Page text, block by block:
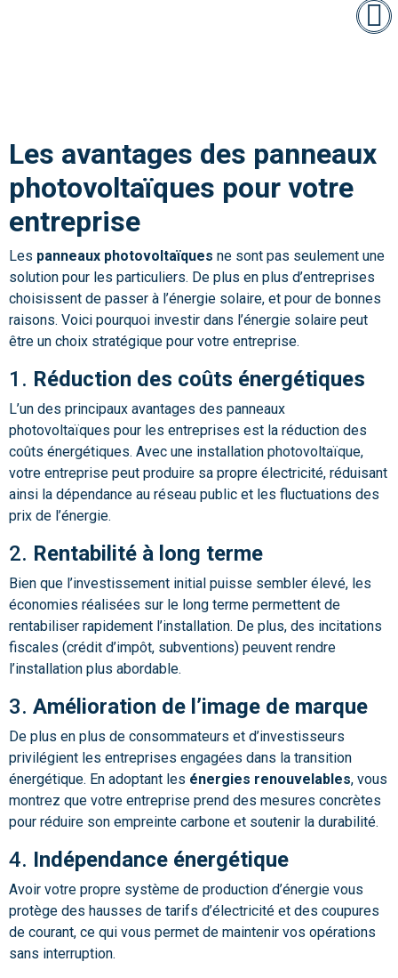
Les avantages des panneaux
photovoltaïques pour votre
entreprise
Les panneaux photovoltaïques ne sont pas seulement une
solution pour les particuliers. De plus en plus d’entreprises
choisissent de passer à l’énergie solaire, et pour de bonnes
raisons. Voici pourquoi investir dans l’énergie solaire peut
être un choix stratégique pour votre entreprise.
1. Réduction des coûts énergétiques
L’un des principaux avantages des panneaux
photovoltaïques pour les entreprises est la réduction des
coûts énergétiques. Avec une installation photovoltaïque,
votre entreprise peut produire sa propre électricité, réduisant
ainsi la dépendance au réseau public et les fluctuations des
prix de l’énergie.
2. Rentabilité à long terme
Bien que l’investissement initial puisse sembler élevé, les
économies réalisées sur le long terme permettent de
rentabiliser rapidement l’installation. De plus, des incitations
fiscales (crédit d’impôt, subventions) peuvent rendre
l’installation plus abordable.
3. Amélioration de l’image de marque
De plus en plus de consommateurs et d’investisseurs
privilégient les entreprises engagées dans la transition
énergétique. En adoptant les énergies renouvelables, vous
montrez que votre entreprise prend des mesures concrètes
pour réduire son empreinte carbone et soutenir la durabilité.
4. Indépendance énergétique
Avoir votre propre système de production d’énergie vous
protège des hausses de tarifs d’électricité et des coupures
de courant, ce qui vous permet de maintenir vos opérations
sans interruption.